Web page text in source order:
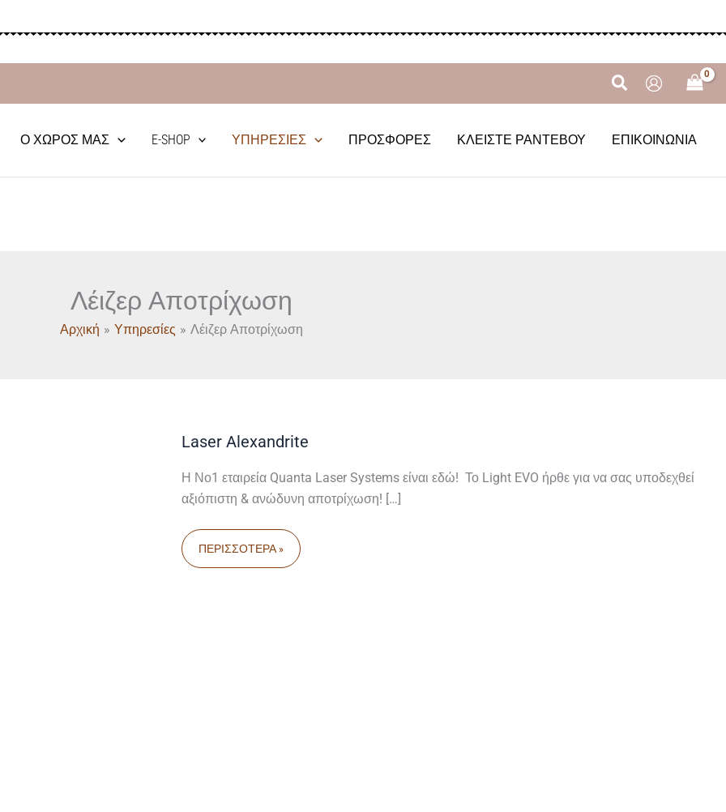
Αναζήτηση
Ο ΧΏΡΟΣ ΜΑΣ E-SHOP ΥΠΗΡΕΣΊΕΣ ΠΡΟΣΦΟΡΈΣ ΚΛΕΊΣΤΕ ΡΑΝΤΕΒΟΎ ΕΠΙΚΟΙΝΩΝΊΑ
Λέιζερ Αποτρίχωση
Αρχική Υπηρεσίες Λέιζερ Αποτρίχωση
Laser Alexandrite
Η Νο1 εταιρεία Quanta Laser Systems είναι εδώ! Το Light EVO ήρθε για να σας υποδεχθεί
αξιόπιστη & ανώδυνη αποτρίχωση! […]
LASER
ALEXANDRITE
ΠΕΡΙΣΣΌΤΕΡΑ »